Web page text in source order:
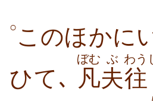
○ このほかに
ひて､ 凡
ぼむ
夫
ぶ
往
わう